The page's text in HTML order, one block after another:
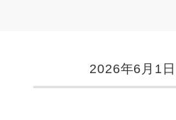
2026年6月1日